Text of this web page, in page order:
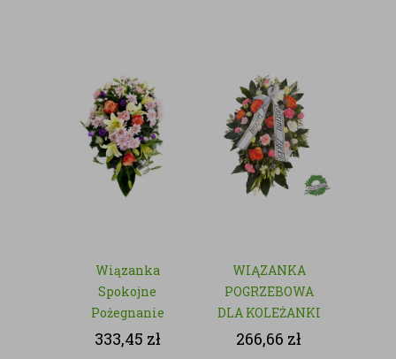
Wiązanka
Spokojne
Pożegnanie
333,45 zł
WIĄZANKA
POGRZEBOWA
DLA KOLEŻANKI
Z PRACY -
266,66 zł